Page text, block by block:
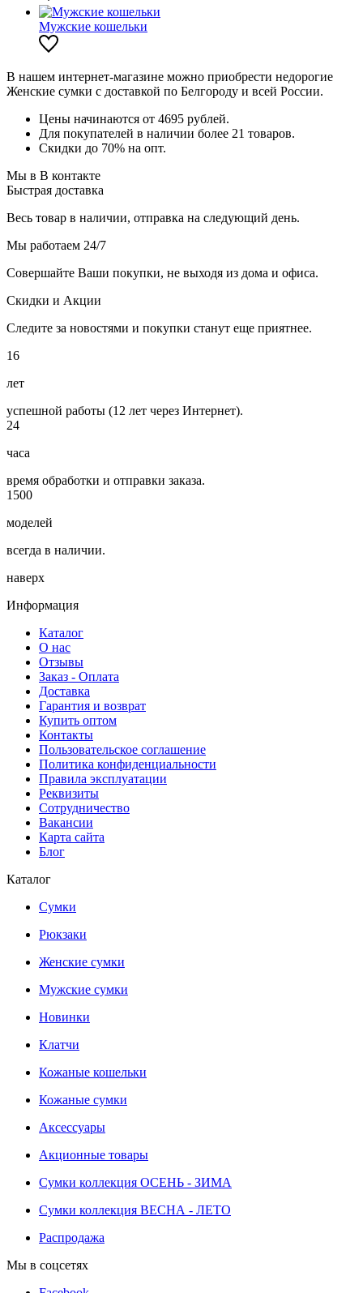
Мужские кошельки
В нашем интернет-магазине можно приобрести недорогие
Женские сумки с доставкой по Белгороду и всей России.
Цены начинаются от 4695 рублей.
Для покупателей в наличии более 21 товаров.
Скидки до 70% на опт.
Мы в В контакте
Быстрая доставка
Весь товар в наличии, отправка на следующий день.
Мы работаем 24/7
Совершайте Ваши покупки, не выходя из дома и офиса.
Скидки и Акции
Следите за новостями и покупки станут еще приятнее.
16
лет
успешной работы (12 лет через Интернет).
24
часа
время обработки и отправки заказа.
1500
моделей
всегда в наличии.
наверх
Информация
Каталог
О нас
Отзывы
Заказ - Оплата
Доставка
Гарантия и возврат
Купить оптом
Контакты
Пользовательское соглашение
Политика конфиденциальности
Правила эксплуатации
Реквизиты
Сотрудничество
Вакансии
Карта сайта
Блог
Каталог
Сумки
Рюкзаки
Женские сумки
Мужские сумки
Новинки
Клатчи
Кожаные кошельки
Кожаные сумки
Аксессуары
Акционные товары
Сумки коллекция ОСЕНЬ - ЗИМА
Сумки коллекция ВЕСНА - ЛЕТО
Распродажа
Мы в соцсетях